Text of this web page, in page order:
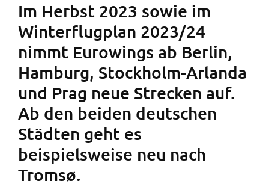
Im Herbst 2023 sowie im
Winterflugplan 2023/24
nimmt Eurowings ab Berlin,
Hamburg, Stockholm-Arlanda
und Prag neue Strecken auf.
Ab den beiden deutschen
Städten geht es
beispielsweise neu nach
Tromsø.